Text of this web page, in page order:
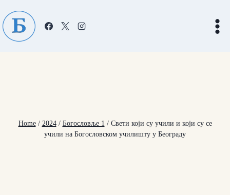
to
content
Home / 2024 / Богословље 1 / Свети који су учили и који су се
учили на Богословском училишту у Београду